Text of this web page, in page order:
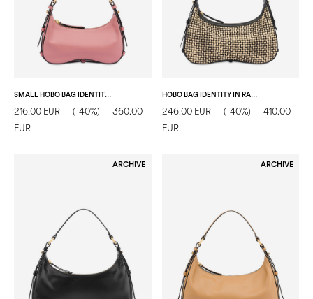
SMALL HOBO BAG IDENTITY IN VITELLO ORCHIDEA
216.00 EUR (-40%)
360.00
EUR
HOBO BAG IDENTITY IN RAFIA BEIGE/NERO/NERO
246.00 EUR (-40%)
410.00
EUR
ARCHIVE ARCHIVE